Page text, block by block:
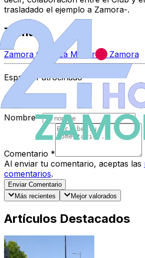
trasladado el ejemplo a Zamora-.
Temas
Zamora CF Plaza Mayor de Zamora
Espacio Patrocinado
Comentarios
Nombre *
Comentario *
Al enviar tu comentario, aceptas las
comentarios.
Enviar Comentario
Más recientes
Mejor valorados
Artículos Destacados